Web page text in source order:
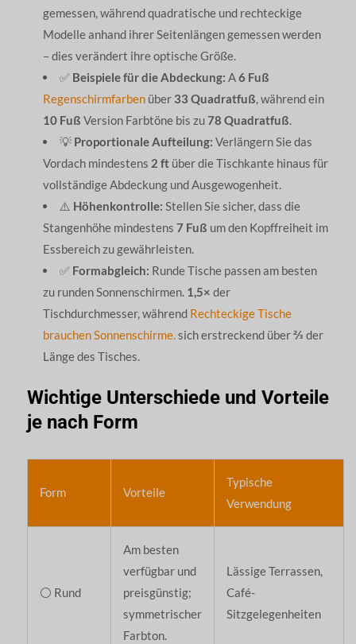
gemessen, während quadratische und rechteckige
Modelle anhand ihrer Seitenlängen gemessen werden
– dies verändert ihre optische Größe.
✅ Beispiele für die Abdeckung: A6 Fuß
Regenschirmfarbenüber 33 Quadratfuß, während ein
10 Fuß Version Farbtöne bis zu78 Quadratfuß.
💡 Proportionale Aufteilung: Verlängern Sie das
Vordach mindestens 2 ftüber die Tischkante hinaus für
vollständige Abdeckung und Ausgewogenheit.
⚠️ Höhenkontrolle: Stellen Sie sicher, dass die
Stangenhöhe mindestens 7 Fuß um den Kopffreiheit im
Essbereich zu gewährleisten.
✅ Formabgleich: Runde Tische passen am besten
zu runden Sonnenschirmen. 1,5× der
Tischdurchmesser, während Rechteckige Tische
brauchen Sonnenschirme.sich erstreckend über⅔ der
Länge des Tisches.
Wichtige Unterschiede und Vorteile
je nach Form
Form Vorteile
Typische
Verwendung
⚪ Rund
Am besten
verfügbar und
preisgünstig;
symmetrischer
Farbton.
Lässige Terrassen,
Café-
Sitzgelegenheiten